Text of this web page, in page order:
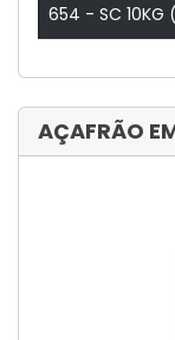
654 - SC 10KG
AÇAFRÃO